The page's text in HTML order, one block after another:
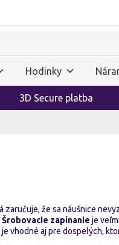
Hodinky
3D Secure platba
zaručuje, že sa náušnice
Šrobovacie zapínanie je
vhodné aj pre dospelých,